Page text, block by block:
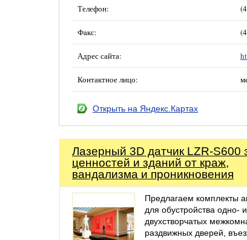
Телефон:
Факс:
Адрес сайта:
Контактное лицо:
Открыть на Яндекс.Картах
Лазерный 3D датчик LZR-S600
ценностей и зданий от краж,
вандализма и проникновения
Предлагаем комплекты
для обустройства одно-
двухстворчатых
раздвижных дверей,